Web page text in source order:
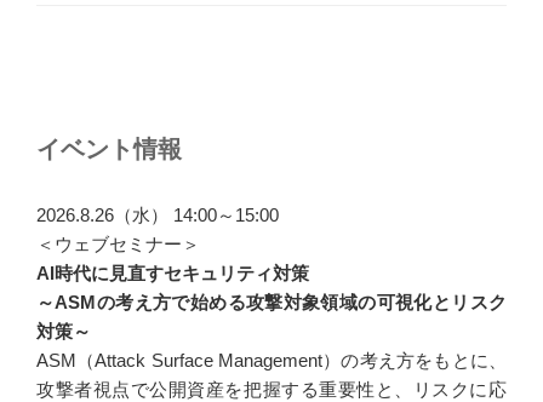
ナ
ゲ
ー
シ
ョ
ン
イベント情報
2026.8.26（水） 14:00～15:00
＜ウェブセミナー＞
AI時代に見直すセキュリティ対策
～ASMの考え方で始める攻撃対象領域の可視化とリスク
対策～
ASM（Attack Surface Management）の考え方をもとに、
攻撃者視点で公開資産を把握する重要性と、リスクに応